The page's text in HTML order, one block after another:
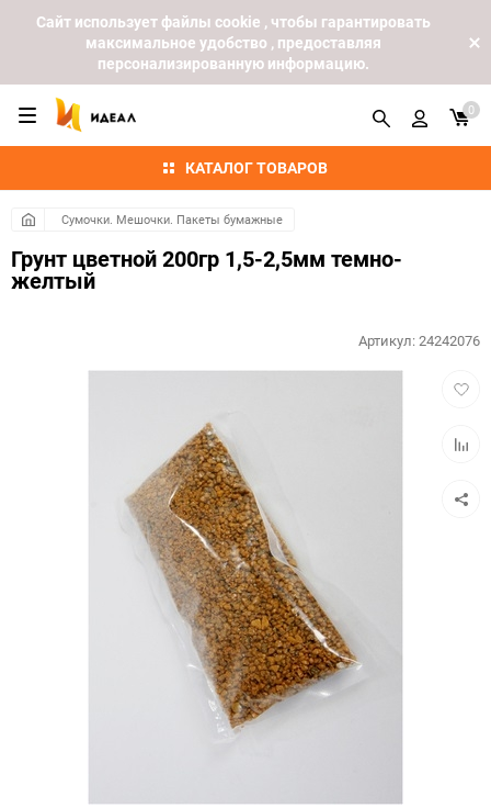
Cайт использует файлы cookie , чтобы гарантировать
максимальное удобство , предоставляя
персонализированную информацию.
КАТАЛОГ ТОВАРОВ
0
Сумочки. Мешочки. Пакеты бумажные
Грунт цветной 200гр 1,5-2,5мм темно-
желтый
Артикул:24242076